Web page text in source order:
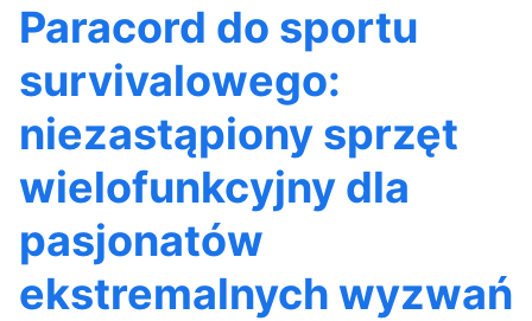
Paracord do sportu
survivalowego:
niezastąpiony sprzęt
wielofunkcyjny dla
pasjonatów
ekstremalnych wyzwań